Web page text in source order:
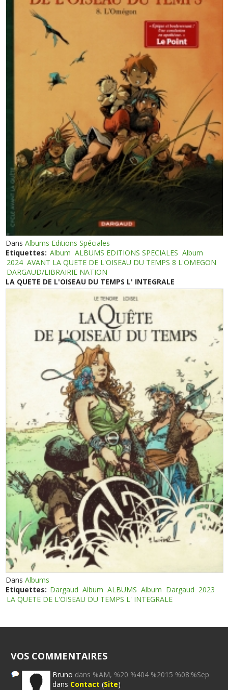
DansAlbums Editions Spéciales
Etiquettes: Album ALBUMS EDITIONS SPECIALES Album
2024 AVANT LA QUETE DE L'OISEAU DU TEMPS 8 L'OMEGON
DARGAUD/LIBRAIRIE NATION
LA QUETE DE L'OISEAU DU TEMPS L' INTEGRALE
DansAlbums
Etiquettes: Dargaud Album ALBUMS Album Dargaud 2023
LA QUETE DE L'OISEAU DU TEMPS L' INTEGRALE
VOS COMMENTAIRES
Bruno dans %AM, %20 %404 %2015 %08:%Sep
dans Contact (Site)